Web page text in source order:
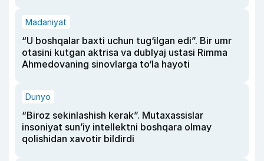
Madaniyat
“U boshqalar baxti uchun tug‘ilgan edi”. Bir umr
otasini kutgan aktrisa va dublyaj ustasi Rimma
Ahmedovaning sinovlarga to‘la hayoti
Dunyo
“Biroz sekinlashish kerak”. Mutaxassislar
insoniyat sun’iy intellektni boshqara olmay
qolishidan xavotir bildirdi